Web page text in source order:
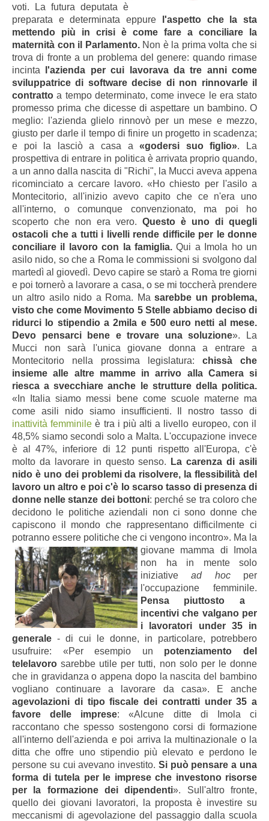
voti. La futura deputata è
preparata e determinata eppure
l'aspetto che la sta
mettendo più in crisi è come fare a conciliare la
maternità con il Parlamento.Non è la prima volta che si
trova di fronte a un problema del genere: quando rimase
incinta
l'azienda per cui lavorava da tre anni come
sviluppatrice di software decise di non rinnovarle il
contratto a tempo determinato, come invece le era stato
promesso prima che dicesse di aspettare un bambino. O
meglio: l'azienda glielo rinnovò per un mese e mezzo,
giusto per darle il tempo di finire un progetto in scadenza;
e poi la lasciò a casa a«godersi suo figlio». La
prospettiva di entrare in politica è arrivata proprio quando,
a un anno dalla nascita di "Richi", la Mucci aveva appena
ricominciato a cercare lavoro. «Ho chiesto per l'asilo a
Montecitorio, all'inizio avevo capito che ce n'era uno
all'interno, o comunque convenzionato, ma poi ho
scoperto che non era vero. Questo è uno di quegli
ostacoli che a tutti i livelli rende difficile per le donne
conciliare il lavoro con la famiglia. Qui a Imola ho un
asilo nido, so che a Roma le commissioni si svolgono dal
martedì al giovedì. Devo capire se starò a Roma tre giorni
e poi tornerò a lavorare a casa, o se mi toccherà prendere
un altro asilo nido a Roma. Masarebbe un problema,
visto che come Movimento 5 Stelle abbiamo deciso di
ridurci lo stipendio a 2mila e 500 euro netti al mese.
Devo pensarci bene e trovare una soluzione». La
Mucci non sarà l'unica giovane donna a entrare a
Montecitorio nella prossima legislatura: chissà che
insieme alle altre mamme in arrivo alla Camera si
riesca a svecchiare anche le strutture della politica.
«In Italia siamo messi bene come scuole materne ma
come asili nido siamo insufficienti. Il nostro tasso di
inattività femminile è tra i più alti a livello europeo, con il
48,5% siamo secondi solo a Malta. L'occupazione invece
è al 47%, inferiore di 12 punti rispetto all'Europa, c'è
molto da lavorare in questo senso.
La carenza di asili
nido è uno dei problemi da risolvere, la flessibilità del
lavoro un altro e poi c'è lo scarso tasso di presenza di
donne nelle stanze dei bottoni: perché se tra coloro che
decidono le politiche aziendali non ci sono donne che
capiscono il mondo che rappresentano difficilmente ci
potranno essere politiche che ci vengono incontro». Ma la
giovane mamma di Imola
non ha in mente solo
iniziativead hocper
l'occupazione femminile.
Pensa piuttosto a
incentivi che valgano per
i lavoratori under 35 in
generale - di cui le donne, in particolare, potrebbero
usufruire: «Per esempio un potenziamento del
telelavoro sarebbe utile per tutti, non solo per le donne
che in gravidanza o appena dopo la nascita del bambino
vogliano continuare a lavorare da casa». E anche
agevolazioni di tipo fiscale dei contratti under 35 a
favore delle imprese: «Alcune ditte di Imola ci
raccontano che spesso sostengono corsi di formazione
all'interno dell'azienda e poi arriva la multinazionale o la
ditta che offre uno stipendio più elevato e perdono le
persone su cui avevano investito. Si può pensare a una
forma di tutela per le imprese che investono risorse
per la formazione dei dipendenti». Sull'altro fronte,
quello dei giovani lavoratori, la proposta è investire su
meccanismi di agevolazione del passaggio dalla scuola